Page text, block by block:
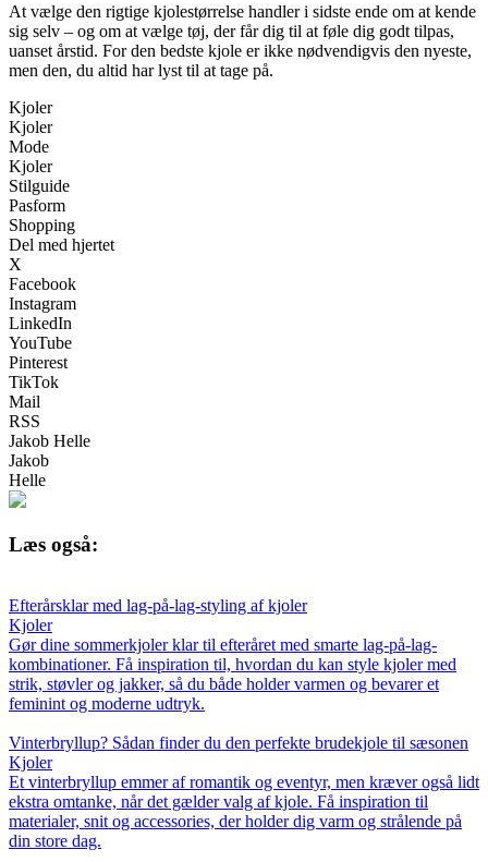
At vælge den rigtige kjolestørrelse handler i sidste ende om at kende
sig selv – og om at vælge tøj, der får dig til at føle dig godt tilpas,
uanset årstid. For den bedste kjole er ikke nødvendigvis den nyeste,
men den, du altid har lyst til at tage på.
Kjoler
Kjoler
Mode
Kjoler
Stilguide
Pasform
Shopping
Del med hjertet
X
Facebook
Instagram
LinkedIn
YouTube
Pinterest
TikTok
Mail
RSS
Jakob Helle
Jakob
Helle
Læs også:
Efterårsklar med lag-på-lag-styling af kjoler
Kjoler
Gør dine sommerkjoler klar til efteråret med smarte lag-på-lag-
kombinationer. Få inspiration til, hvordan du kan style kjoler med
strik, støvler og jakker, så du både holder varmen og bevarer et
feminint og moderne udtryk.
Vinterbryllup? Sådan finder du den perfekte brudekjole til sæsonen
Kjoler
Et vinterbryllup emmer af romantik og eventyr, men kræver også lidt
ekstra omtanke, når det gælder valg af kjole. Få inspiration til
materialer, snit og accessories, der holder dig varm og strålende på
din store dag.